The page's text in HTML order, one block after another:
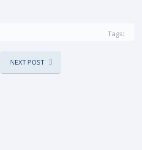
Tags:
NEXT POST